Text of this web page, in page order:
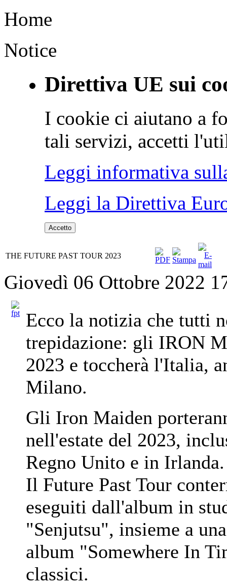
Home
Notice
Direttiva UE sui
I cookie ci aiutano a
tali servizi, accetti
Leggi informativa
Leggi la Direttiva
Accetto
THE FUTURE PAST TOUR 2023
Giovedì 06 Ottobre 2022
Ecco la notizia che tutti
trepidazione: gli IRON
2023 e toccherà l'Italia,
Milano.
Gli Iron Maiden
nell'estate del 2023,
Regno Unito e in Irlanda.
Il Future Past Tour
eseguiti dall'album in
"Senjutsu", insieme a
album "Somewhere In
classici.